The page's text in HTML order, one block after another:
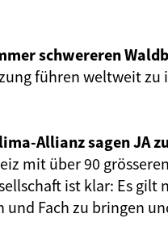
schwereren
führen weltweit zu
Allianz sagen JA
mit über 90
ist klar: Es gilt
und Fach zu bringen